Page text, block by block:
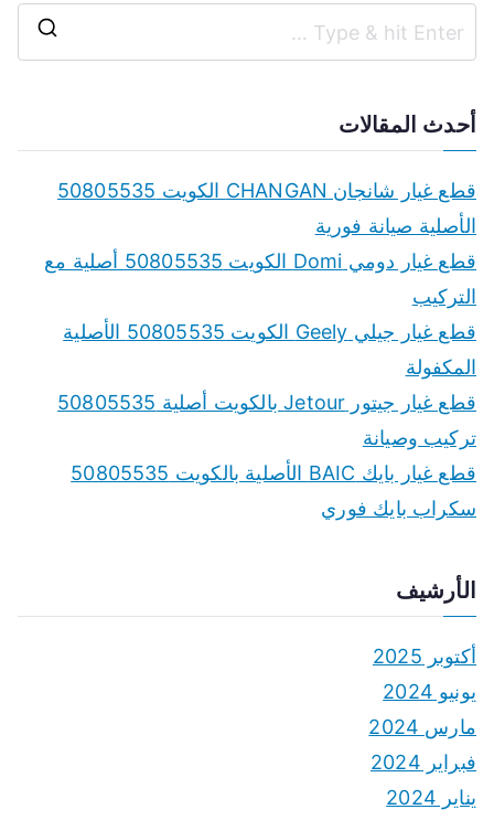
r
أحدث المقالات
قطع غيار شانجان CHANGAN الكويت 50805535
الأصلية صيانة فورية
قطع غيار دومي Domi الكويت 50805535 أصلية مع
التركيب
قطع غيار جيلي Geely الكويت 50805535 الأصلية
المكفولة
قطع غيار جيتور Jetour بالكويت أصلية 50805535
تركيب وصيانة
قطع غيار بايك BAIC الأصلية بالكويت 50805535
سكراب بايك فوري
الأرشيف
أكتوبر 2025
يونيو 2024
مارس 2024
فبراير 2024
يناير 2024